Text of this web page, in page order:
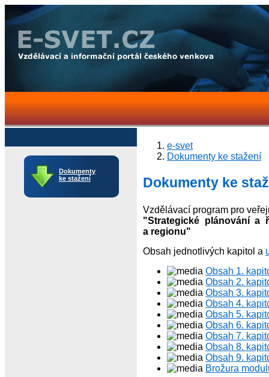
Dokumenty
ke stažení
e-svet
Dokumenty ke stažení
Dokumenty ke
Vzdělávací program pro
"Strategické plánování a
a regionu"
Obsah jednotlivých kapitol a
Obsah 1.
Obsah 2.
Obsah 3.
Obsah 4.
Obsah 5.
Obsah 6.
Obsah 7.
Obsah 8.
Obsah 9.
Brožura